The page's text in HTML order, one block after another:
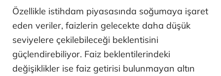
Özellikle istihdam piyasasında soğumaya işaret
eden veriler, faizlerin gelecekte daha düşük
seviyelere çekilebileceği beklentisini
güçlendirebiliyor. Faiz beklentilerindeki
değişiklikler ise faiz getirisi bulunmayan altın